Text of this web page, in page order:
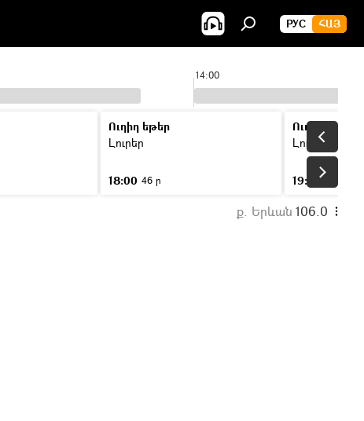
РУС ՀԱՅ
14:00
Ուղիղ եթեր
Լուրեր
18:00 46 ր
Ուղիղ եթեր
Լուրեր
19:00
ք. Երևան 106.0